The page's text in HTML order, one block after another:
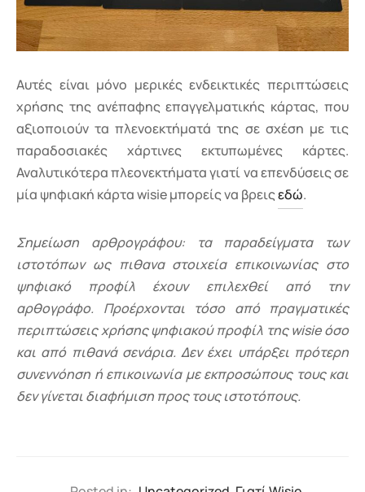
Αυτές είναι μόνο μερικές ενδεικτικές περιπτώσεις
χρήσης της ανέπαφης επαγγελματικής κάρτας, που
αξιοποιούν τα πλενοεκτήματά της σε σχέση με τις
παραδοσιακές χάρτινες εκτυπωμένες κάρτες.
Αναλυτικότερα πλεονεκτήματα γιατί να επενδύσεις σε
μία ψηφιακή κάρτα wisie μπορείς να βρειςεδώ.
Σημείωση αρθρογράφου: τα παραδείγματα των
ιστοτόπων ως πιθανα στοιχεία επικοινωνίας στο
ψηφιακό προφίλ έχουν επιλεχθεί από την
αρθογράφο. Προέρχονται τόσο από πραγματικές
περιπτώσεις χρήσης ψηφιακού προφίλ της wisie όσο
και από πιθανά σενάρια. Δεν έχει υπάρξει πρότερη
συνεννόηση ή επικοινωνία με εκπροσώπους τους και
δεν γίνεται διαφήμιση προς τους ιστοτόπους.